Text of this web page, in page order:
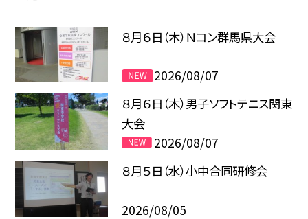
８月６日（木）Ｎコン群馬県大会
2026/08/07
８月６日（木）男子ソフトテニス関東
大会
2026/08/07
８月５日（水）小中合同研修会
2026/08/05